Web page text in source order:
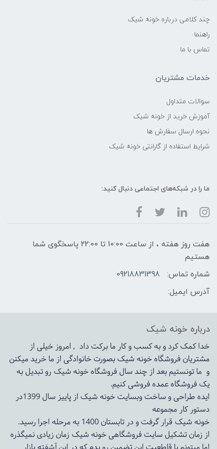
چند کلامی درباره خونه شیک
راهنما
تماس با ما
خدمات مشتریان
سوالات متداول
آموزش خرید از خونه شیک
نحوه ارسال سفارش ها
شرایط استفاده از گارانتی خونه شیک
ما را در شبکه‌های اجتماعی دنبال کنید:
هفت روز هفته ، از ساعت 10:00 تا 22:00 پاسخگوی شما
هستیم
شماره تماس:
09218831398
آدرس ایمیل:
درباره خونه شیک
خدا کمک کرد و به کسب و کار ما برکت داد , امروز خیلی از
مشتریان فروشگاه خونه شیک بصورت خانوادگی از ما خرید میکنن
و ما تونستیم بعد از چند سال فروشگاهخونه شیکرو تبدیل به
یک فروشگاه عمده فروشی کنیم.
ایده طراحی و ساخت وبسایت خونه شیک از پاییز سال 1399در
دستور کار مجموعه
خونه شیک قرار گرفت و در تابستان 1400 به مرحله اجرا رسید.
از زمان تشکیل سایت فروشگاهیخونه شیکزمان زیادی نمیگذره